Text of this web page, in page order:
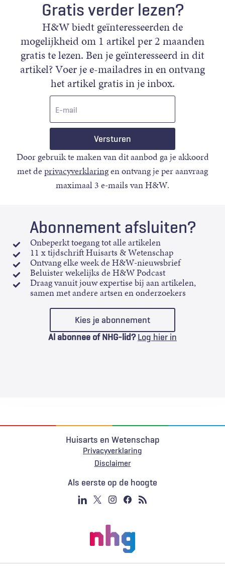
Gratis verder lezen?
H&W biedt geïnteresseerden de
mogelijkheid om 1 artikel per 2 maanden
gratis te lezen. Ben je geïnteresseerd in dit
artikel? Voer je e-mailadres in en ontvang
het artikel gratis in je inbox.
Door gebruik te maken van dit aanbod ga je akkoord
met deprivacyverklaringen ontvang je per aanvraag
maximaal 3 e-mails van H&W.
Abonnement afsluiten?
Onbeperkt toegang tot alle artikelen
11 x tijdschrift Huisarts & Wetenschap
Ontvang elke week de H&W-nieuwsbrief
Beluister wekelijks de H&W Podcast
Draag vanuit jouw expertise bij aan artikelen,
samen met andere artsen en onderzoekers
Kies je abonnement
Al abonnee of NHG-lid? Log hier in
Huisarts en Wetenschap
Privacyverklaring
Voet
Disclaimer
Als eerste op de hoogte